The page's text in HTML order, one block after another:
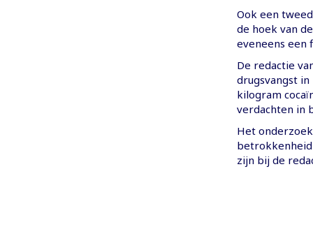
Ook een
de hoek van
eveneens een
De redactie
drugsvangst
kilogram
verdachten in
Het
zijn bij de